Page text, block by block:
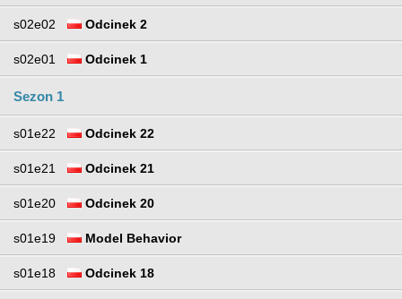
s02e02 Odcinek 2
s02e01 Odcinek 1
Sezon 1
s01e22 Odcinek 22
s01e21 Odcinek 21
s01e20 Odcinek 20
s01e19 Model Behavior
s01e18 Odcinek 18